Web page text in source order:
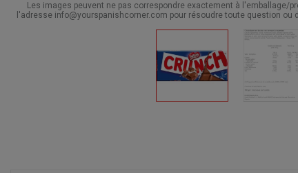
Les images peuvent ne pas correspondre exactement à l'emballage/
l'adresse info@yourspanishcorner.com pour résoudre toute question ou